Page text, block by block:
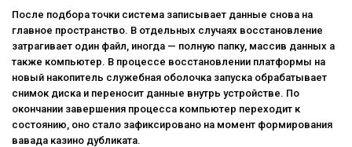
После подбора точки система записывает данные снова на
главное пространство. В отдельных случаях восстановление
затрагивает один файл, иногда — полную папку, массив данных а
также компьютер. В процессе восстановлении платформы на
новый накопитель служебная оболочка запуска обрабатывает
снимок диска и переносит данные внутрь устройстве. По
окончании завершения процесса компьютер переходит к
состоянию, оно стало зафиксировано на момент формирования
вавада казино дубликата.